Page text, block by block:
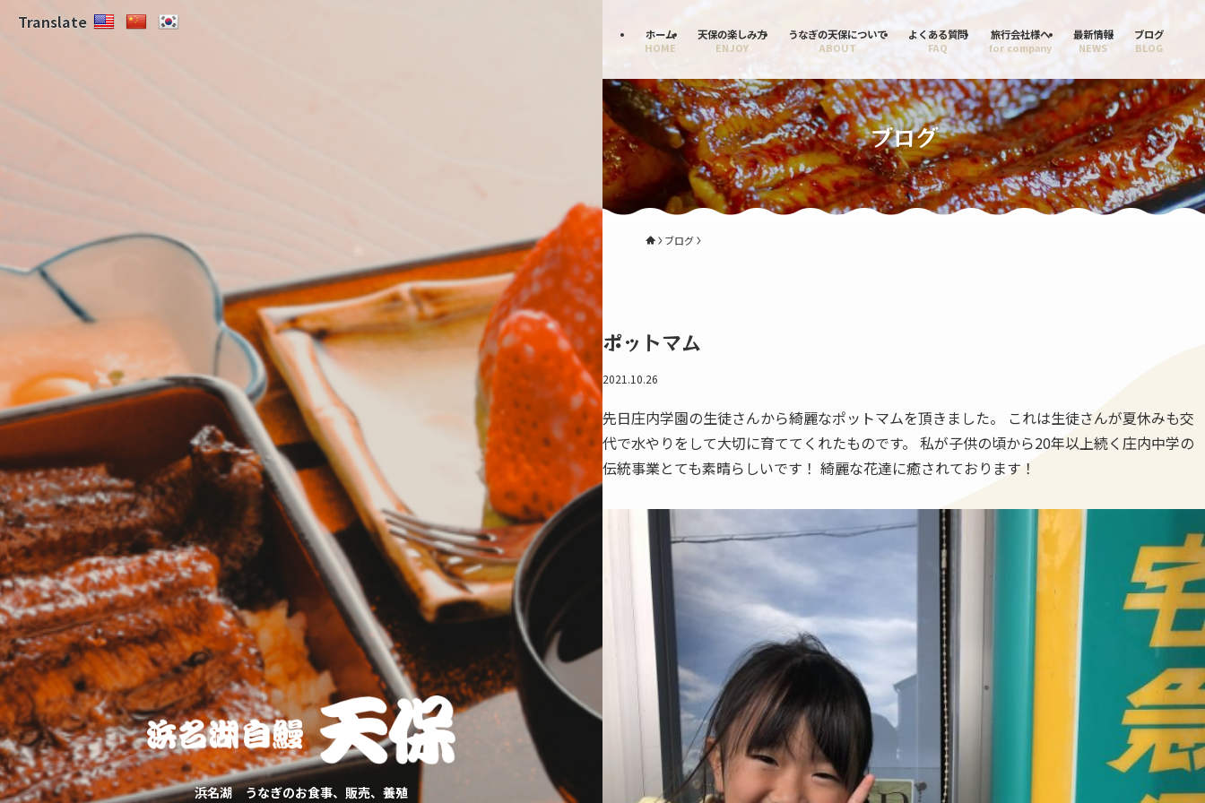
Translate
浜名湖 うなぎのお食事、販売、養殖
ホーム
HOME
天保の楽しみ方
ENJOY
うなぎの天保について
ABOUT
よくある質問
FAQ
旅行会社様へ
for company
最新情報
NEWS
ブログ
BLOG
ブログ
ブログ
ポットマム
2021.10.26
先日庄内学園の生徒さんから綺麗なポットマムを頂きました。 これは生徒さんが夏休みも交
代で水やりをして大切に育ててくれたものです。 私が子供の頃から20年以上続く庄内中学の
伝統事業とても素晴らしいです！ 綺麗な花達に癒されております！